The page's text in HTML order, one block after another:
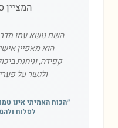
המציין
השם נושא עמו תדר
הוא מאפיין
קפידה, וניחנת
ולגשר על
״הכוח האמיתי אינו
לסלוח